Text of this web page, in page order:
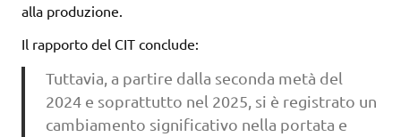
alla produzione.
Il rapporto del CIT conclude:
Tuttavia, a partire dalla seconda metà del
2024 e soprattutto nel 2025, si è registrato un
cambiamento significativo nella portata e